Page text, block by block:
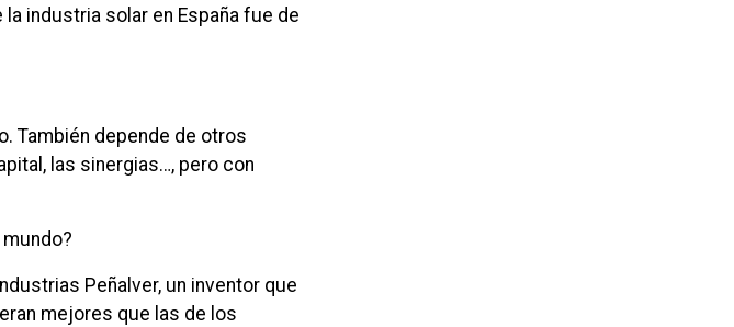
industria solar en España fue de
También depende de otros
las sinergias…, pero con
Peñalver, un inventor que
mejores que las de los